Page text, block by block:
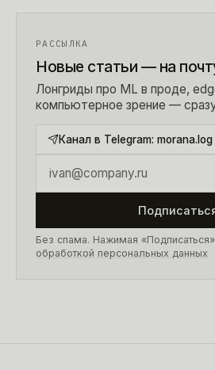
РАССЫЛКА
Новые статьи — на
Лонгриды про ML в проде,
компьютерное зрение —
Канал в Telegram: morana.log
Без спама. Нажимая
обработкой персональных данных